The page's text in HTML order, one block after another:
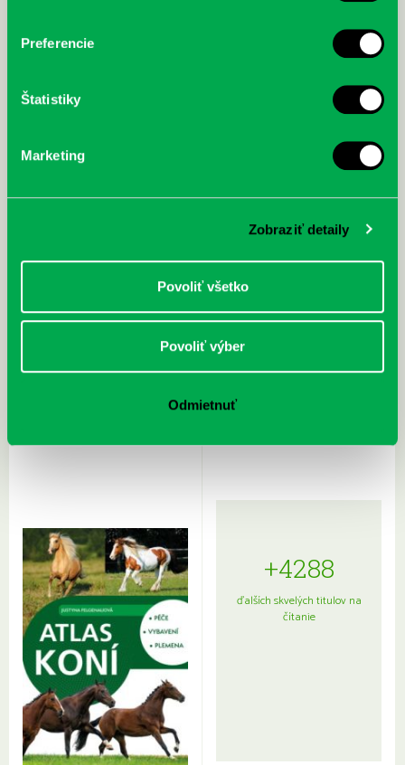
Preferencie
Štatistiky
Marketing
Zobraziť detaily
Povoliť všetko
Povoliť výber
Odmietnuť
cyklistu modernej doby:
nezastaviteľný
Sprievodca po hviezdnej oblohe
kompletný sprievodca
+4288
ďalších skvelých titulov na
čítanie